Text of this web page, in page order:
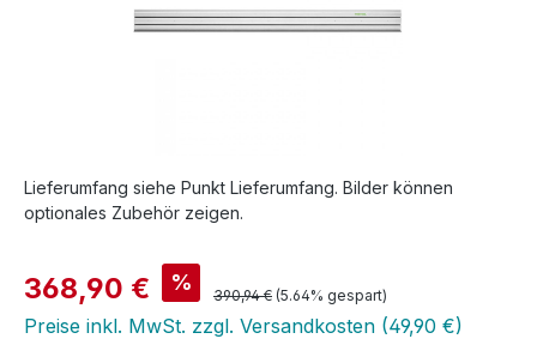
Lieferumfang siehe Punkt Lieferumfang. Bilder können
optionales Zubehör zeigen.
Verkaufspreis:
368,90 € % Regulärer Preis:
390,94 € (5.64% gespart)
Preise inkl. MwSt. zzgl. Versandkosten (49,90 €)